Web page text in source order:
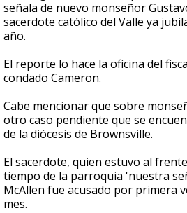
44
seconds
señala de nuevo monseñor
sacerdote católico del Valle ya
año.
El reporte lo hace la oficina del
condado Cameron.
Cabe mencionar que sobre
otro caso pendiente que se
de la diócesis de Brownsville.
El sacerdote, quien estuvo al
tiempo de la parroquia 'nuestra
McAllen fue acusado por primera
mes.